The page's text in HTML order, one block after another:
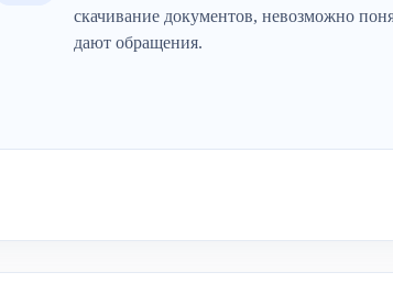
скачивание документов, невозможно
дают обращения.